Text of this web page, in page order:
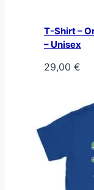
T-Shirt –
– Unisex
29,00 €